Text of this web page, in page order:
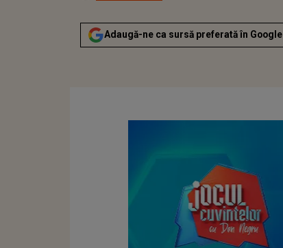
Adaugă-ne ca sursă preferată în Google